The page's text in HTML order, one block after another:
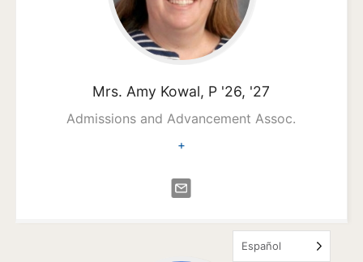
Mrs. Amy Kowal, P '26, '27
Admissions and Advancement Assoc.
+
Español